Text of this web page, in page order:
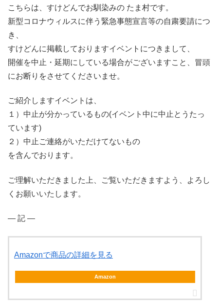
こちらは、すけどんでお馴染みの たま村です。
新型コロナウィルスに伴う緊急事態宣言等の自粛要請につ
き、
すけどんに掲載しておりますイベントにつきまして、
開催を中止・延期にしている場合がございますこと、冒頭
にお断りをさせてくださいませ。
ご紹介しますイベントは、
１）中止が分かっているもの(イベント中に中止とうたっ
ています)
２）中止ご連絡がいただけてないもの
を含んでおります。
ご理解いただきました上、ご覧いただきますよう、よろし
くお願いいたします。
― 記 ―
Amazonで商品の詳細を見る
Amazon